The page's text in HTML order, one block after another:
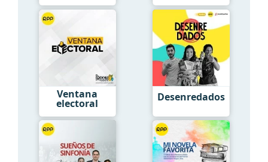
Ventana
electoral Desenredados